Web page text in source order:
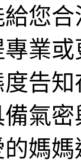
您
業
告知
氣
媽